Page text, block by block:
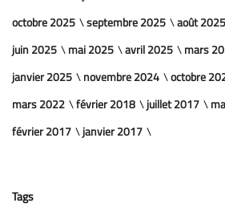
octobre 2025
septembre 2025 août 2025
juin 2025
mai 2025 avril 2025 mars
janvier 2025
novembre 2024 octobre
mars 2022
février 2018 juillet 2017
février 2017
janvier 2017
Tags